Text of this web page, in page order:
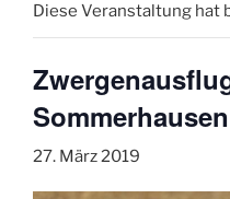
Diese Veranstaltung
Sommerhausen
27. März 2019